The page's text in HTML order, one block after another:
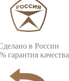
в России
гарантия качества